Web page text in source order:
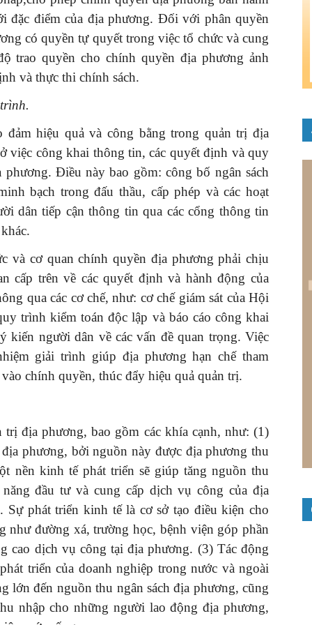
đặc điểm của địa phương. Đối với phân quyền
có quyền tự quyết trong việc tổ chức và cung
trao quyền cho chính quyền địa phương ảnh
và thực thi chính sách.
hiệu quả và công bằng trong quản trị địa
việc công khai thông tin, các quyết định và quy
Điều này bao gồm: công bố ngân sách
bạch trong đấu thầu, cấp phép và các hoạt
dân tiếp cận thông tin qua các cổng thông tin
và cơ quan chính quyền địa phương phải chịu
cấp trên về các quyết định và hành động của
qua các cơ chế, như: cơ chế giám sát của Hội
trình kiểm toán độc lập và báo cáo công khai
kiến người dân về các vấn đề quan trọng. Việc
giải trình giúp địa phương hạn chế tham
chính quyền, thúc đẩy hiệu quả quản trị.
địa phương, bao gồm các khía cạnh, như: (1)
phương, bởi nguồn này được địa phương thu
nền kinh tế phát triển sẽ giúp tăng nguồn thu
đầu tư và cung cấp dịch vụ công của địa
phát triển kinh tế là cơ sở tạo điều kiện cho
như đường xá, trường học, bệnh viện góp phần
cao dịch vụ công tại địa phương. (3) Tác động
triển của doanh nghiệp trong nước và ngoài
lớn đến nguồn thu ngân sách địa phương, cũng
nhập cho những người lao động địa phương,